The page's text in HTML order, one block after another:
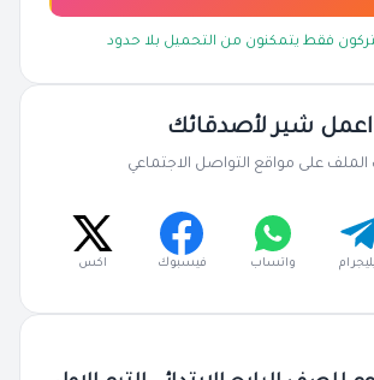
فقط يتمكنون من التحميل بلا حدود
اعمل شير لأصدقائك
على مواقع التواصل الاجتماعي
واتساب فيسبوك اكس